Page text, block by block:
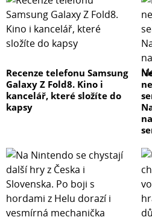
Recenze telefonu Samsung
Galaxy Z Fold8. Kino i
kancelář, které složíte do
kapsy